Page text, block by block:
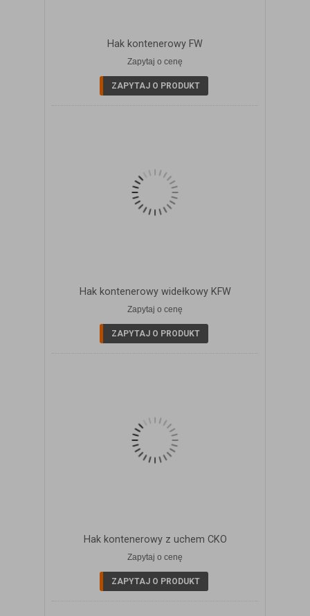
Hak kontenerowy FW
Zapytaj o cenę
ZAPYTAJ O PRODUKT
ZOBACZ SZCZEGÓŁY
Hak kontenerowy widełkowy KFW
Zapytaj o cenę
ZAPYTAJ O PRODUKT
ZOBACZ SZCZEGÓŁY
Hak kontenerowy z uchem CKO
Zapytaj o cenę
ZAPYTAJ O PRODUKT
ZOBACZ SZCZEGÓŁY